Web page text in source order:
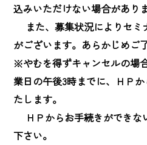
込みいただけない場合があり
また、募集状況によりセミ
がございます。あらかじめご
※やむを得ずキャンセルの場
業日の午後3時までに、ＨＰ
たします。
ＨＰからお手続きができな
下さい。